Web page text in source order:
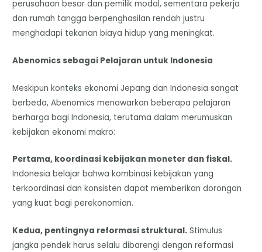
perusahaan besar dan pemilik modal, sementara pekerja
dan rumah tangga berpenghasilan rendah justru
menghadapi tekanan biaya hidup yang meningkat.
Abenomics sebagai Pelajaran untuk Indonesia
Meskipun konteks ekonomi Jepang dan Indonesia sangat
berbeda, Abenomics menawarkan beberapa pelajaran
berharga bagi Indonesia, terutama dalam merumuskan
kebijakan ekonomi makro:
Pertama, koordinasi kebijakan moneter dan fiskal.
Indonesia belajar bahwa kombinasi kebijakan yang
terkoordinasi dan konsisten dapat memberikan dorongan
yang kuat bagi perekonomian.
Kedua, pentingnya reformasi struktural. Stimulus
jangka pendek harus selalu dibarengi dengan reformasi